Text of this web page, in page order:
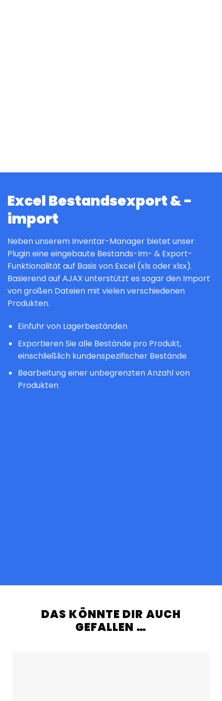
Excel Bestandsexport & -
import
Neben unserem Inventar-Manager bietet unser
Plugin eine eingebaute Bestands-Im- & Export-
Funktionalität auf Basis von Excel (xls oder xlsx).
Basierend auf AJAX unterstützt es sogar den Import
von großen Dateien mit vielen verschiedenen
Produkten.
Einfuhr von Lagerbeständen
Exportieren Sie alle Bestände pro Produkt,
einschließlich kundenspezifischer Bestände
Bearbeitung einer unbegrenzten Anzahl von
Produkten
DAS KÖNNTE DIR AUCH
GEFALLEN …